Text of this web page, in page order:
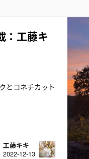
：工藤キ
とコネチカット
工藤キキ
2022-12-13